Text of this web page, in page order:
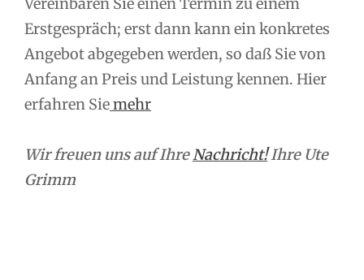
Erstgespräch; erst dann kann ein konkretes
Angebot abgegeben werden, so daß Sie von
Anfang an Preis und Leistung kennen. Hier
erfahren Siemehr
Wir freuen uns auf IhreNachricht!Ihre Ute
Grimm